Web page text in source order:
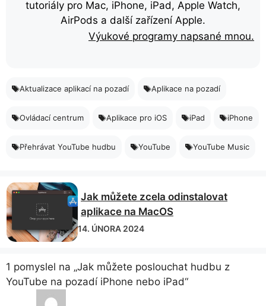
tutoriály pro Mac, iPhone, iPad, Apple Watch,
AirPods a další zařízení Apple.
Výukové programy napsané mnou.
Aktualizace aplikací na pozadí Aplikace na pozadí
Ovládací centrum Aplikace pro iOS iPad iPhone
Přehrávat YouTube hudbu YouTube YouTube Music
Jak můžete zcela odinstalovat
aplikace na MacOS
14. ÚNORA 2024
1 pomyslel na „Jak můžete poslouchat hudbu z
YouTube na pozadí iPhone nebo iPad“